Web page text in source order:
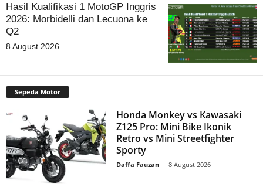
Hasil Kualifikasi 1 MotoGP Inggris
2026: Morbidelli dan Lecuona ke
Q2
8 August 2026
Sepeda Motor
Honda Monkey vs Kawasaki
Z125 Pro: Mini Bike Ikonik
Retro vs Mini Streetfighter
Sporty
Daffa Fauzan 8 August 2026